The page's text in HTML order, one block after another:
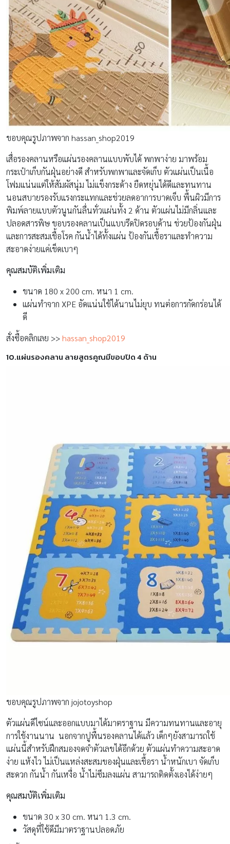
ขอบคุณรูปภาพจาก hassan_shop2019
เสื่อรองคลานหรือแผ่นรองคลานแบบพับได้ พกพาง่าย มาพร้อม
กระเป๋าเก็บกันฝุ่นอย่างดี สำหรับพกพาและจัดเก็บ ตัวแผ่นเป็นเนื้อ
โฟมแน่นแต่ให้สัมผัสนุ่ม ไม่แข็งกระด้าง ยืดหยุ่นได้ดีและทนทาน
นอนสบายรองรับแรงกระแทกและช่วยลดอาการบาดเจ็บ พื้นผิวมีการ
พิมพ์ลายแบบตัวนูนกันลื่นทั่วแผ่นทั้ง 2 ด้าน ตัวแผ่นไม่มีกลิ่นและ
ปลอดสารพิษ ขอบรองคลานเป็นแบบรีดปิดรอบด้าน ช่วยป้องกันฝุ่น
และการสะสมเชื้อโรค กันน้ำได้ทั้งแผ่น ป้องกันเชื้อราและทำความ
สะอาดง่ายแค่เช็ดเบาๆ
คุณสมบัติเพิ่มเติม
ขนาด 180 x 200 cm. หนา 1 cm.
แผ่นทำจาก XPE อัดแน่นใช้ได้นานไม่ยุบ ทนต่อการกัดกร่อนได้
ดี
สั่งซื้อคลิกเลย >>hassan_shop2019
10.แผ่นรองคลาน ลายสูตรคูณมีขอบปิด 4 ด้าน
ขอบคุณรูปภาพจาก jojotoyshop
ตัวแผ่นดีไซน์และออกแบบมาได้มาตราฐาน มีความทนทานและอายุ
การใช้งานนาน นอกจากปูพื้นรองคลานได้แล้ว เด็กๆยังสามารถใช้
แผ่นนี้สำหรับฝึกสมองจดจำตัวเลขได้อีกด้วย ตัวแผ่นทำความสะอาด
ง่าย แห้งไว ไม่เป็นแหล่งสะสมของฝุ่นและเชื้อรา น้ำหนักเบา จัดเก็บ
สะดวก กันน้ำ กันเหงื่อ น้ำไม่ซึมลงแผ่น สามารถติดตั้งเองได้ง่ายๆ
คุณสมบัติเพิ่มเติม
ขนาด 30 x 30 cm. หนา 1.3 cm.
วัสดุที่ใช้ดีมีมาตราฐานปลอดภัย